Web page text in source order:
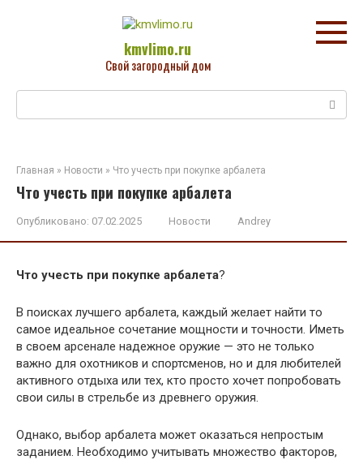
kmvlimo.ru
Свой загородный дом
Главная » Новости » Что учесть при покупке арбалета
Что учесть при покупке арбалета
Опубликовано: 07.02.2025 Новости Andrey
Что учесть при покупке арбалета?
В поисках лучшего арбалета, каждый желает найти то
самое идеальное сочетание мощности и точности. Иметь
в своем арсенале надежное оружие — это не только
важно для охотников и спортсменов, но и для любителей
активного отдыха или тех, кто просто хочет попробовать
свои силы в стрельбе из древнего оружия.
Однако, выбор арбалета может оказаться непростым
заданием. Необходимо учитывать множество факторов,